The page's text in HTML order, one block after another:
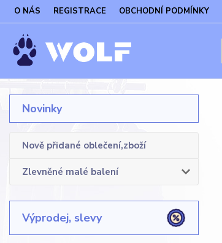
O NÁS REGISTRACE OBCHODNÍ PODMÍNKY
Novinky
Nově přidané oblečení,zboží
Zlevněné malé balení
Výprodej, slevy